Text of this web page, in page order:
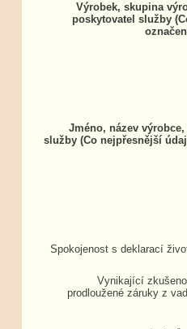
Výrobek, skupina
poskytovatel služby
Jméno, název
služby (Co nejpřesnější
Spokojenost s deklarací
Vynikající
prodloužené záruky z